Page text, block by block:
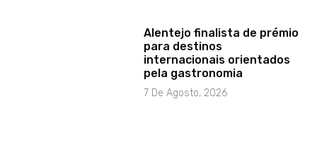
Alentejo finalista de prémio
para destinos
internacionais orientados
pela gastronomia
7 De Agosto, 2026